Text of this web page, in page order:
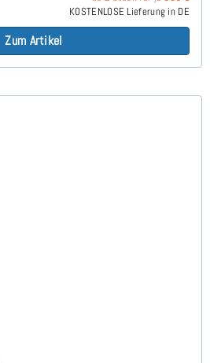
KOSTENLOSE Lieferung in DE
Zum Artikel